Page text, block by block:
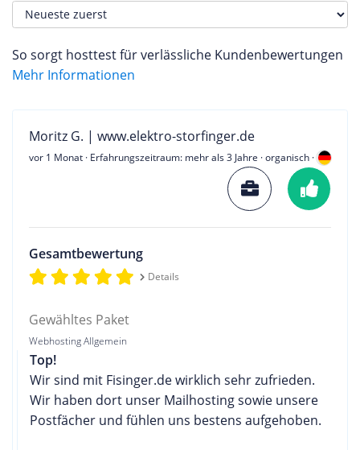
So sorgt hosttest für verlässliche Kundenbewertungen
Mehr Informationen
Moritz G. | www.elektro-storfinger.de
vor 1 Monat · Erfahrungszeitraum: mehr als 3 Jahre · organisch ·
Gesamtbewertung
Details
Gewähltes Paket
Webhosting Allgemein
Top!
Wir sind mit Fisinger.de wirklich sehr zufrieden.
Wir haben dort unser Mailhosting sowie unsere
Postfächer und fühlen uns bestens aufgehoben.